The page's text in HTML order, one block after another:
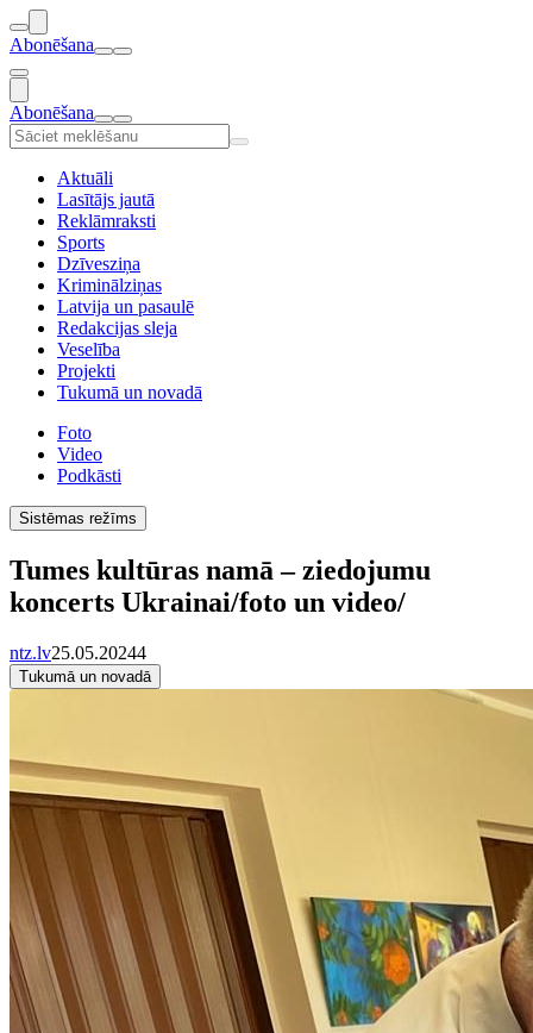
Abonēšana
Abonēšana
Aktuāli
Lasītājs jautā
Reklāmraksti
Sports
Dzīvesziņa
Kriminālziņas
Latvija un pasaulē
Redakcijas sleja
Veselība
Projekti
Tukumā un novadā
Foto
Video
Podkāsti
Sistēmas režīms
Tumes kultūras namā – ziedojumu
koncerts Ukrainai/foto un video/
ntz.lv25.05.20244
Tukumā un novadā